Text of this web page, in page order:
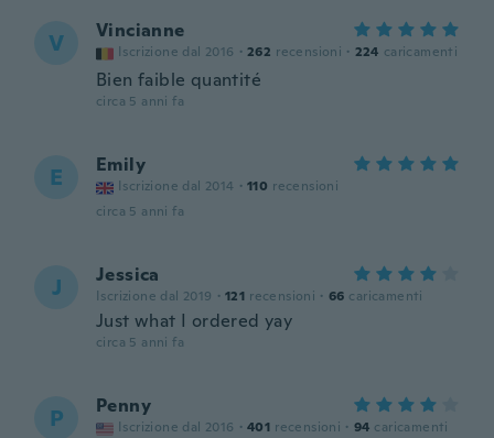
V Vincianne
Iscrizione dal 2016 · 262 recensioni · 224 caricamenti
Bien faible quantité
circa 5 anni fa
E Emily
Iscrizione dal 2014 · 110 recensioni
circa 5 anni fa
J Jessica
Iscrizione dal 2019 · 121 recensioni · 66 caricamenti
Just what I ordered yay
circa 5 anni fa
P Penny
Iscrizione dal 2016 · 401 recensioni · 94 caricamenti